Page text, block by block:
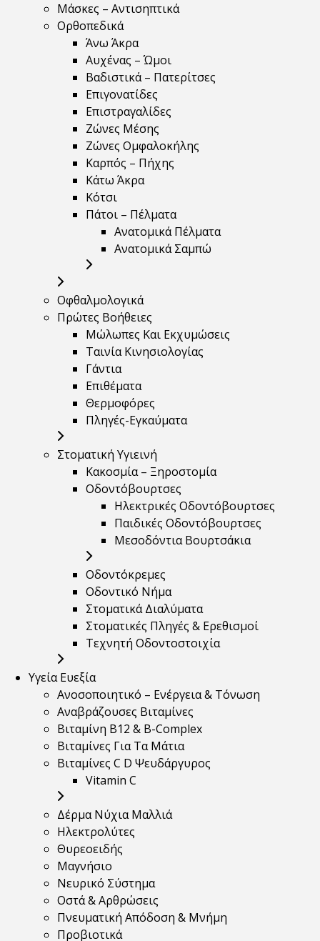
Μάσκες – Αντισηπτικά
Ορθοπεδικά
Άνω Άκρα
Αυχένας – Ώμοι
Βαδιστικά – Πατερίτσες
Επιγονατίδες
Επιστραγαλίδες
Ζώνες Μέσης
Ζώνες Ομφαλοκήλης
Καρπός – Πήχης
Κάτω Άκρα
Κότσι
Πάτοι – Πέλματα
Ανατομικά Πέλματα
Ανατομικά Σαμπώ
Οφθαλμολογικά
Πρώτες Βοήθειες
Μώλωπες Και Εκχυμώσεις
Ταινία Κινησιολογίας
Γάντια
Επιθέματα
Θερμοφόρες
Πληγές-Εγκαύματα
Στοματική Υγιεινή
Κακοσμία – Ξηροστομία
Οδοντόβουρτσες
Ηλεκτρικές Οδοντόβουρτσες
Παιδικές Οδοντόβουρτσες
Μεσοδόντια Βουρτσάκια
Οδοντόκρεμες
Οδοντικό Νήμα
Στοματικά Διαλύματα
Στοματικές Πληγές & Ερεθισμοί
Τεχνητή Οδοντοστοιχία
Υγεία Ευεξία
Ανοσοποιητικό – Ενέργεια & Τόνωση
Αναβράζουσες Βιταμίνες
Βιταμίνη B12 & Β-Complex
Βιταμίνες Για Τα Μάτια
Βιταμίνες C D Ψευδάργυρος
Vitamin C
Δέρμα Νύχια Μαλλιά
Ηλεκτρολύτες
Θυρεοειδής
Μαγνήσιο
Νευρικό Σύστημα
Οστά & Αρθρώσεις
Πνευματική Απόδοση & Μνήμη
Προβιοτικά